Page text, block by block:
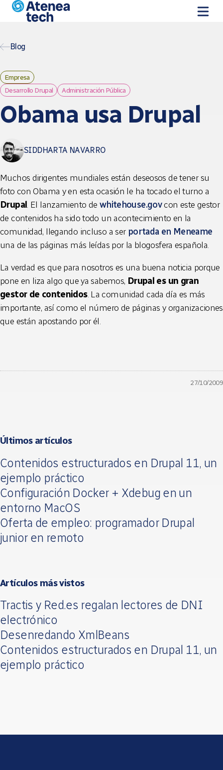
Pasar al contenido principal
Blog
Empresa
Desarrollo Drupal
Administración Pública
Obama usa Drupal
SIDDHARTA NAVARRO
Muchos dirigentes mundiales están deseosos de tener su
foto con Obama y en esta ocasión le ha tocado el turno a
Drupal. El lanzamiento de whitehouse.govcon este gestor
de contenidos ha sido todo un acontecimiento en la
comunidad, llegando incluso a ser portada en Meneame
una de las páginas más leídas por la blogosfera española.
La verdad es que para nosotros es una buena noticia porque
pone en liza algo que ya sabemos, Drupal es un gran
gestor de contenidos. La comunidad cada día es más
importante, así como el número de páginas y organizaciones
que están apostando por él.
27/10/2009
Últimos artículos
Contenidos estructurados en Drupal 11, un
ejemplo práctico
Configuración Docker + Xdebug en un
entorno MacOS
Oferta de empleo: programador Drupal
junior en remoto
Artículos más vistos
Tractis y Red.es regalan lectores de DNI
electrónico
Desenredando XmlBeans
Contenidos estructurados en Drupal 11, un
ejemplo práctico